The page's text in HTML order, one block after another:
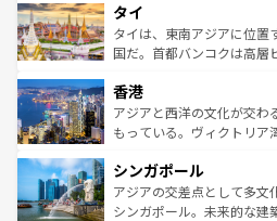
リティに包まれながら、韓
わってみて
覧を参照してほしい。
急速な発展と共に伝統が息
ーチミン市のフランス統治
醸し出している。また、バ
とつ。フォーやバインミー
ひ現地で味わいたい。どの
が旅行者を迎えてくれるの
参照してほしい。
タイ
タイは、東南アジアに位置
国だ。首都バンコクは高層
の活気が交差している。北
帯で自然と触れ合い、南部
いビーチでリゾート気分を
激する。気候は一年中温暖
が待っている。親しみやす
た文化、そして多様な観光
香港
アジアと西洋の文化が交わ
もっている。ヴィクトリア
み、どこを訪れても感動す
ており、効率よく見どころ
うな絶景から文化的な体験
シンガポール
アジアの交差点として多文
シンガポール。未来的な建